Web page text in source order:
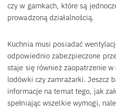
czy w garnkach, które są
prowadzoną działalnością.
Kuchnia musi posiadać
odpowiednio zabezpieczone
staje się również zaopatrzenie
lodówki czy zamrażarki. Jeszcz
informacje na temat tego, jak
spełniając wszelkie wymogi,